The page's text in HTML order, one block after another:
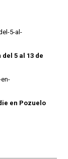
5 al 13 de
en Pozuelo